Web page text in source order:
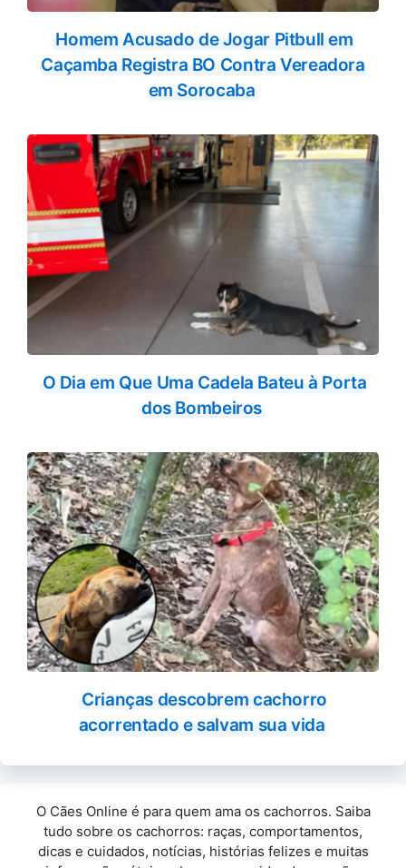
Homem Acusado de Jogar Pitbull em
Caçamba Registra BO Contra Vereadora
em Sorocaba
O Dia em Que Uma Cadela Bateu à Porta
dos Bombeiros
Crianças descobrem cachorro
acorrentado e salvam sua vida
O Cães Online é para quem ama os cachorros. Saiba
tudo sobre os cachorros: raças, comportamentos,
dicas e cuidados, notícias, histórias felizes e muitas